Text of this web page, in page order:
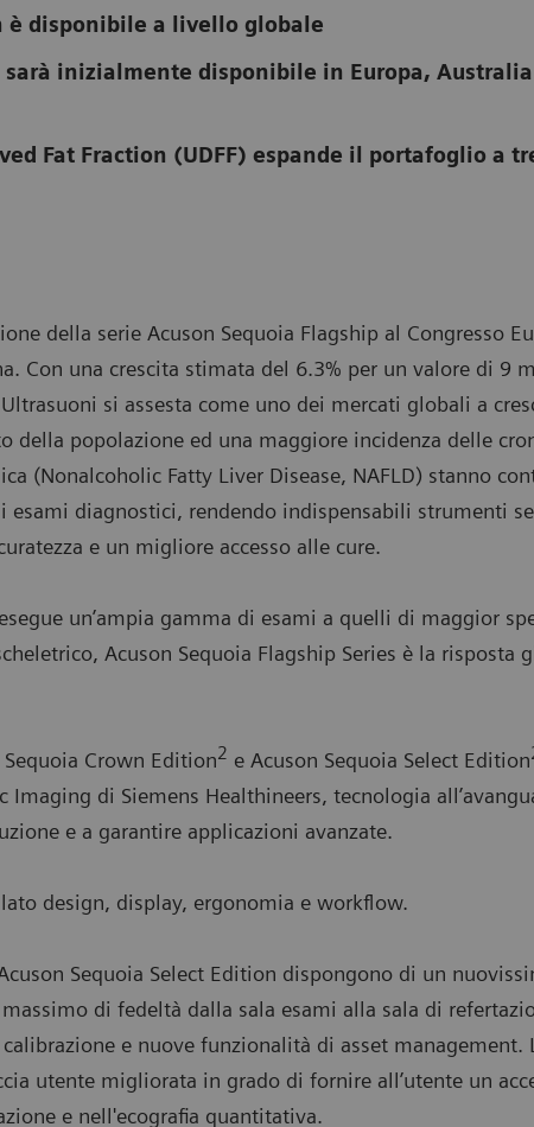
è disponibile a livello globale
sarà inizialmente disponibile in Europa, Australia
Fat Fraction (UDFF) espande il portafoglio a
della serie Acuson Sequoia Flagship al Congresso
Con una crescita stimata del 6.3% per un valore di 9
si assesta come uno dei mercati globali a
della popolazione ed una maggiore incidenza delle
(Nonalcoholic Fatty Liver Disease, NAFLD) stanno
diagnostici, rendendo indispensabili strumenti
e un migliore accesso alle cure.
un’ampia gamma di esami a quelli di maggior
Acuson Sequoia Flagship Series è la risposta
Crown Edition2 e Acuson Sequoia Select Edition
Imaging di Siemens Healthineers, tecnologia
e a garantire applicazioni avanzate.
design, display, ergonomia e workflow.
Sequoia Select Edition dispongono di un
di fedeltà dalla sala esami alla sala di
e nuove funzionalità di asset management.
utente migliorata in grado di fornire all’utente un
e nell'ecografia quantitativa.